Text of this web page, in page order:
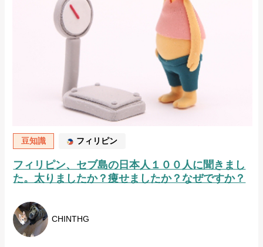
豆知識 フィリピン
フィリピン、セブ島の日本人１００人に聞きまし
た。太りましたか？痩せましたか？なぜですか？
CHINTHG